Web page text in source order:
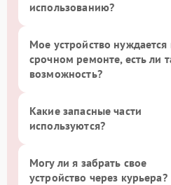
использованию?
Мое устройство нуждается
срочном ремонте, есть ли
возможность?
Какие запасные части
используются?
Могу ли я забрать свое
устройство через курьера?